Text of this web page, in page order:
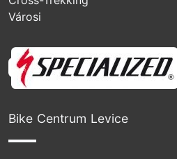
Városi
Bike Centrum Levice